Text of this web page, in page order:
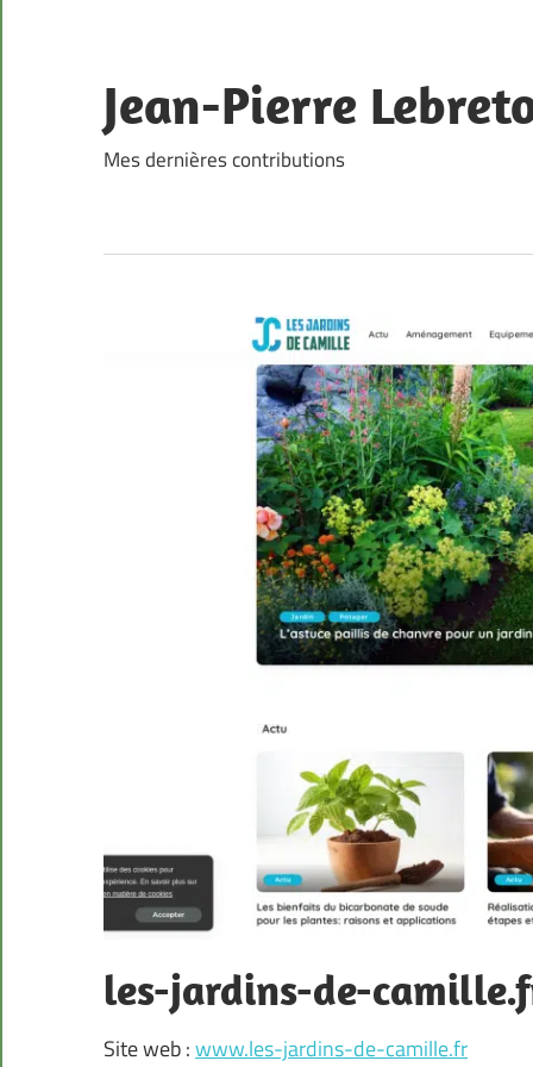
content
Jean-Pierre
Mes dernières contributions
les-jardins-de-
Site web :www.les-jardins-de-camille.fr